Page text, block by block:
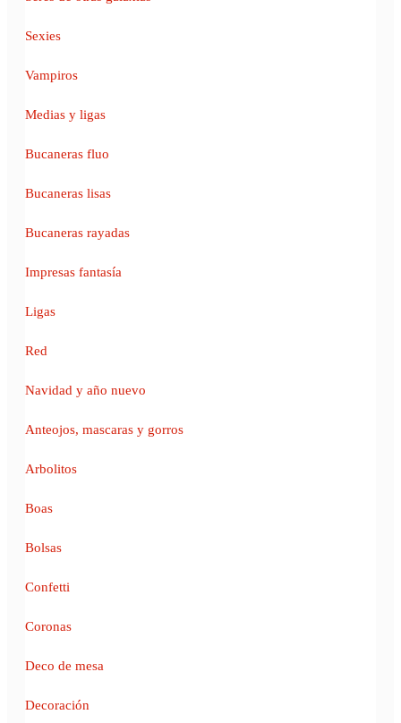
Sexies
Vampiros
Medias y ligas
Bucaneras fluo
Bucaneras lisas
Bucaneras rayadas
Impresas fantasía
Ligas
Red
Navidad y año nuevo
Anteojos, mascaras y gorros
Arbolitos
Boas
Bolsas
Confetti
Coronas
Deco de mesa
Decoración